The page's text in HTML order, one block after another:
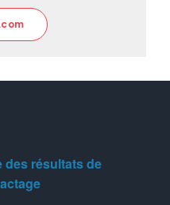
des résultats de